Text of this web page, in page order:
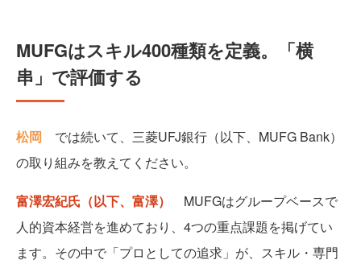
MUFGはスキル400種類を定義。「横
串」で評価する
松岡 では続いて、三菱UFJ銀行（以下、MUFG Bank）
の取り組みを教えてください。
富澤宏紀氏（以下、富澤）
MUFGはグループベースで
人的資本経営を進めており、4つの重点課題を掲げてい
ます。その中で「プロとしての追求」が、スキル・専門